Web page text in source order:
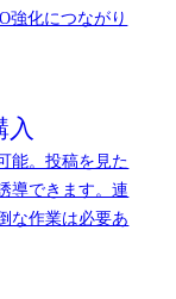
強化につながり
入
能。投稿を見た
導できます。連
な作業は必要あ